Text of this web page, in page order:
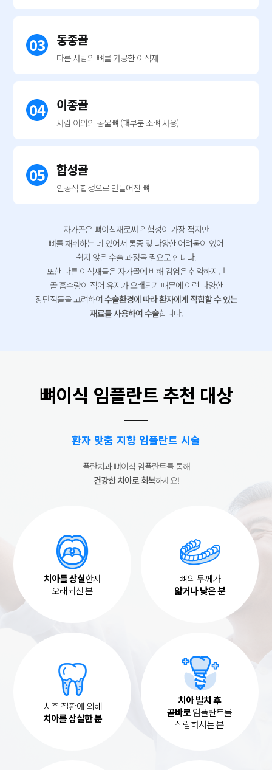
03 동종골
다른 사람의 뼈를 가공한 이식재
04 이종골
사람 이외의 동물뼈 (대부분 소뼈 사용)
05 합성골
인공적 합성으로 만들어진 뼈
자가골은 뼈이식재로써 위험성이 가장 적지만
뼈를 채취하는 데 있어서 통증 및 다양한 어려움이 있어
쉽지 않은 수술 과정을 필요로 합니다.
또한 다른 이식재들은 자가골에 비해 감염은 취약하지만
골 흡수량이 적어 유지가 오래되기 때문에 이런 다양한
장단점들을 고려하여 수술환경에 따라환자에게 적합할 수 있는
재료를 사용하여 수술합니다.
뼈이식 임플란트 추천 대상
환자 맞춤 지향 임플란트 시술
플란치과 뼈이식 임플란트를 통해
건강한 치아로 회복하세요!
치아를 상실한지
오래되신 분
뼈의 두께가
얇거나 낮은 분
치주 질환에 의해
치아를 상실한 분
치아 발치 후
곧바로임플란트를
식립하시는 분